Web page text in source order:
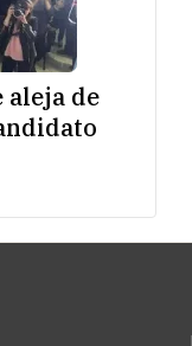
aleja de